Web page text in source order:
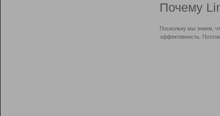
Почему
Поскольку мы знаем,
эффективность.